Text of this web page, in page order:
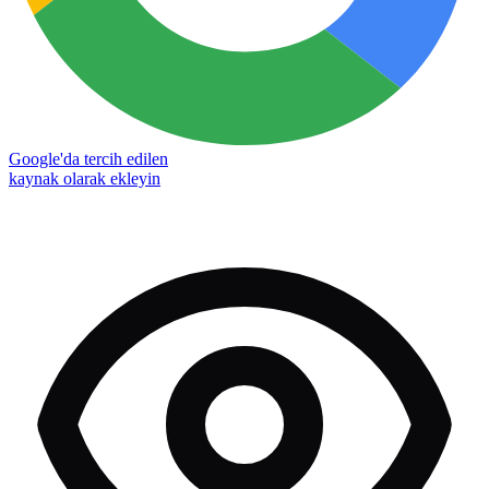
Google'da tercih edilen
kaynak olarak ekleyin